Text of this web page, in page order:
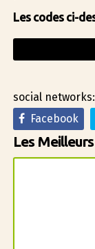
Les codes ci-
social networks:
Facebook
Les